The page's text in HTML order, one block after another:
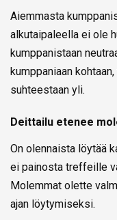
Aiemmasta
alkutaipaleella ei ole
kumppanistaan
kumppaniaan
suhteestaan yli.
Deittailu etenee
On olennaista löytää
ei painosta treffeille
Molemmat olette
ajan löytymiseksi.